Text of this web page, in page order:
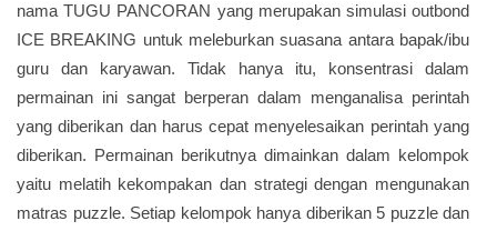
nama TUGU PANCORAN yang merupakan simulasi outbond
ICE BREAKING untuk meleburkan suasana antara bapak/ibu
guru dan karyawan. Tidak hanya itu, konsentrasi dalam
permainan ini sangat berperan dalam menganalisa perintah
yang diberikan dan harus cepat menyelesaikan perintah yang
diberikan. Permainan berikutnya dimainkan dalam kelompok
yaitu melatih kekompakan dan strategi dengan mengunakan
matras puzzle. Setiap kelompok hanya diberikan 5 puzzle dan